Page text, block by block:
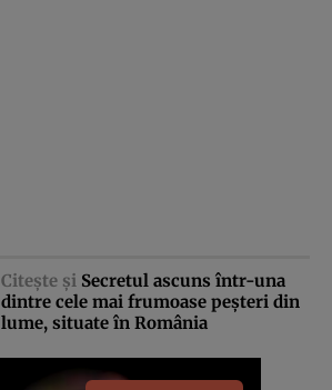
Citeşte şi Secretul ascuns într-una
dintre cele mai frumoase peşteri din
lume, situate în România